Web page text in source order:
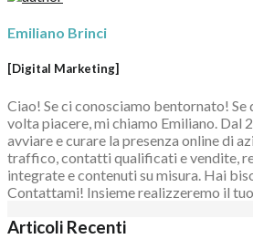
Emiliano Brinci
[Digital Marketing]
Ciao! Se ci conosciamo bentornato! Se
volta piacere, mi chiamo Emiliano. Dal
avviare e curare la presenza online di
traffico, contatti qualificati e vendite,
integrate e contenuti su misura. Hai
Contattami! Insieme realizzeremo il
Articoli Recenti